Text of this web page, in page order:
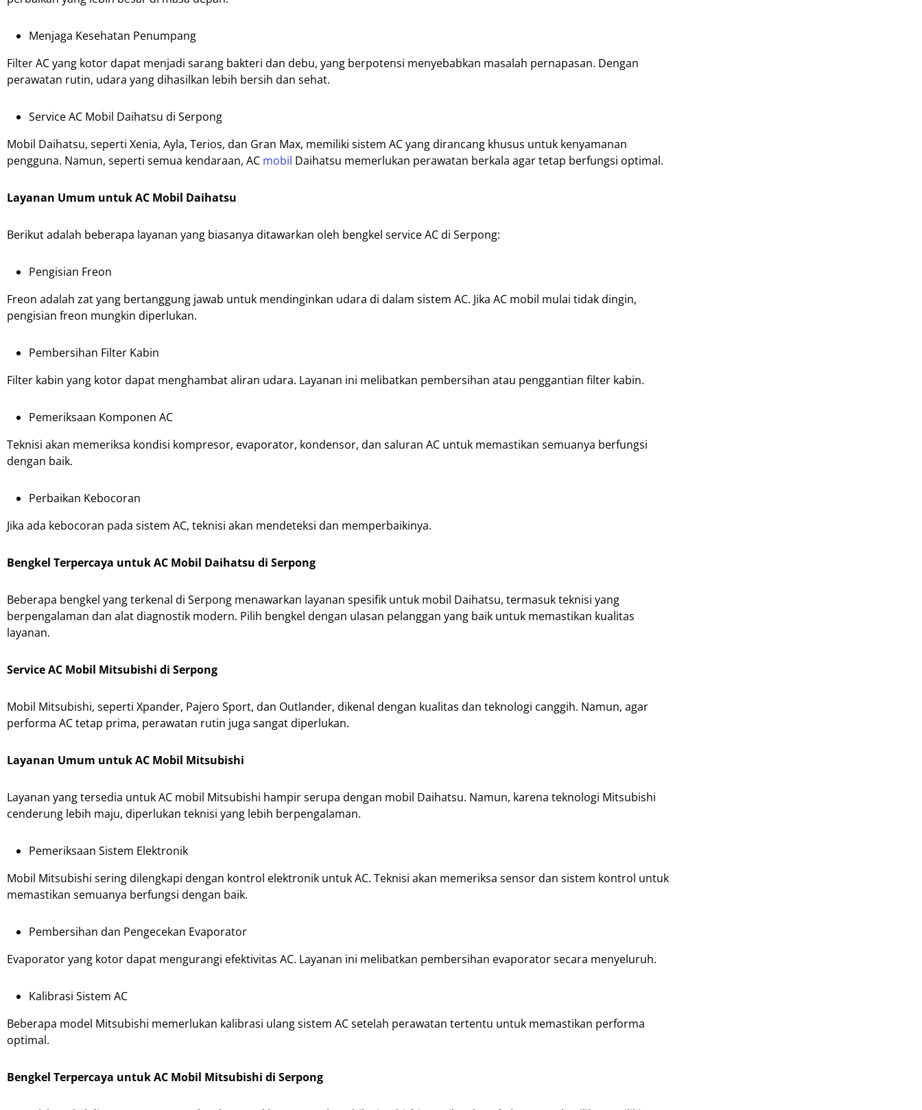
Menjaga Kesehatan Penumpang
Filter AC yang kotor dapat menjadi sarang bakteri dan debu, yang berpotensi menyebabkan masalah pernapasan. Dengan
perawatan rutin, udara yang dihasilkan lebih bersih dan sehat.
Service AC Mobil Daihatsu di Serpong
Mobil Daihatsu, seperti Xenia, Ayla, Terios, dan Gran Max, memiliki sistem AC yang dirancang khusus untuk kenyamanan
pengguna. Namun, seperti semua kendaraan, AC mobil Daihatsu memerlukan perawatan berkala agar tetap berfungsi optimal.
Layanan Umum untuk AC Mobil Daihatsu
Berikut adalah beberapa layanan yang biasanya ditawarkan oleh bengkel service AC di Serpong:
Pengisian Freon
Freon adalah zat yang bertanggung jawab untuk mendinginkan udara di dalam sistem AC. Jika AC mobil mulai tidak dingin,
pengisian freon mungkin diperlukan.
Pembersihan Filter Kabin
Filter kabin yang kotor dapat menghambat aliran udara. Layanan ini melibatkan pembersihan atau penggantian filter kabin.
Pemeriksaan Komponen AC
Teknisi akan memeriksa kondisi kompresor, evaporator, kondensor, dan saluran AC untuk memastikan semuanya berfungsi
dengan baik.
Perbaikan Kebocoran
Jika ada kebocoran pada sistem AC, teknisi akan mendeteksi dan memperbaikinya.
Bengkel Terpercaya untuk AC Mobil Daihatsu di Serpong
Beberapa bengkel yang terkenal di Serpong menawarkan layanan spesifik untuk mobil Daihatsu, termasuk teknisi yang
berpengalaman dan alat diagnostik modern. Pilih bengkel dengan ulasan pelanggan yang baik untuk memastikan kualitas
layanan.
Service AC Mobil Mitsubishi di Serpong
Mobil Mitsubishi, seperti Xpander, Pajero Sport, dan Outlander, dikenal dengan kualitas dan teknologi canggih. Namun, agar
performa AC tetap prima, perawatan rutin juga sangat diperlukan.
Layanan Umum untuk AC Mobil Mitsubishi
Layanan yang tersedia untuk AC mobil Mitsubishi hampir serupa dengan mobil Daihatsu. Namun, karena teknologi Mitsubishi
cenderung lebih maju, diperlukan teknisi yang lebih berpengalaman.
Pemeriksaan Sistem Elektronik
Mobil Mitsubishi sering dilengkapi dengan kontrol elektronik untuk AC. Teknisi akan memeriksa sensor dan sistem kontrol untuk
memastikan semuanya berfungsi dengan baik.
Pembersihan dan Pengecekan Evaporator
Evaporator yang kotor dapat mengurangi efektivitas AC. Layanan ini melibatkan pembersihan evaporator secara menyeluruh.
Kalibrasi Sistem AC
Beberapa model Mitsubishi memerlukan kalibrasi ulang sistem AC setelah perawatan tertentu untuk memastikan performa
optimal.
Bengkel Terpercaya untuk AC Mobil Mitsubishi di Serpong